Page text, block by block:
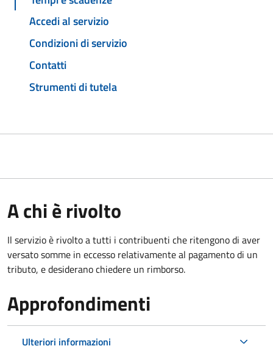
Accedi al servizio
Condizioni di servizio
Contatti
Strumenti di tutela
A chi è rivolto
Il servizio è rivolto a tutti i contribuenti che ritengono di aver
versato somme in eccesso relativamente al pagamento di un
tributo, e desiderano chiedere un rimborso.
Approfondimenti
Ulteriori informazioni